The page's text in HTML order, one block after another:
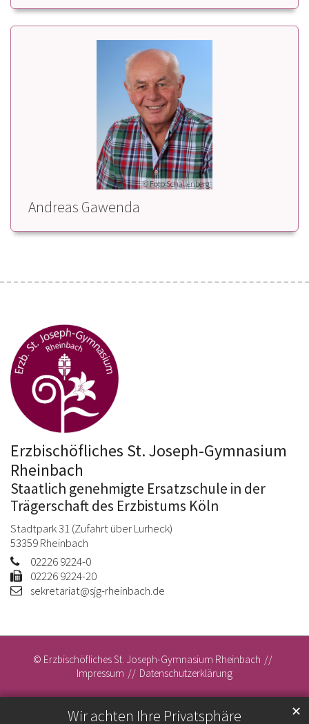
Wir achten Ihre Privatsphäre ✕
© Foto Schallenberg
Andreas Gawenda
Erzbischöfliches St. Joseph-Gymnasium
Rheinbach
Staatlich genehmigte Ersatzschule in der
Trägerschaft des Erzbistums Köln
Stadtpark 31 (Zufahrt über Lurheck)
53359Rheinbach
02226 9224-0
02226 9224-20
sekretariat@sjg-rheinbach.de
© Erzbischöfliches St. Joseph-Gymnasium Rheinbach
Impressum
Datenschutzerklärung